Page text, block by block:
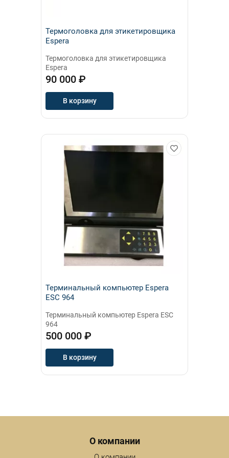
Термоголовка для этикетировщика
Espera
Термоголовка для этикетировщика
Espera
90 000 ₽
В корзину
Терминальный компьютер Espera
ESC 964
Терминальный компьютер Espera ESC
964
500 000 ₽
В корзину
О компании